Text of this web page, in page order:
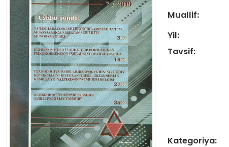
Muallif:
Yil:
Tavsif:
Kategoriya: